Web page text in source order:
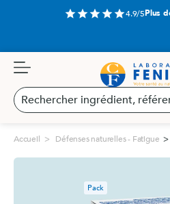
starstarstarstarstar4.9/5Plus
Rechercher
ingrédient,
produit,
...
Accueil Défenses naturelles - Fatigue
Pack